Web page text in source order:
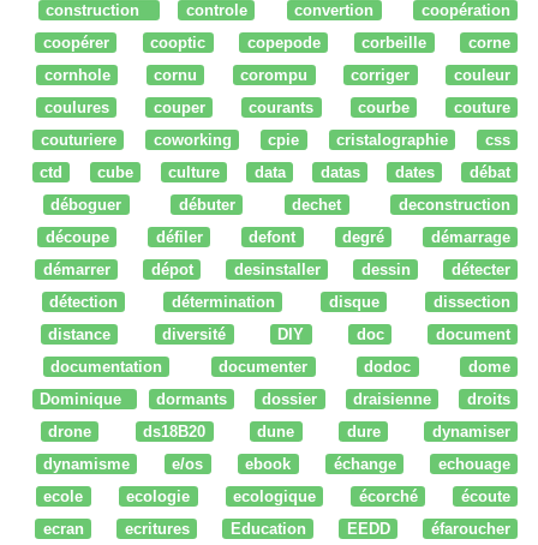
construction
controle convertion
coopération
coopérer
cooptic copepode corbeille
corne
cornhole
cornu corompu corriger
couleur
coulures
couper courants courbe
couture
couturiere
coworking cpie cristalographie
css
ctd
cube culture data datas dates
débat
déboguer
débuter dechet
deconstruction
découpe
défiler defont degré
démarrage
démarrer
dépot desinstaller dessin
détecter
détection
détermination disque
dissection
distance
diversité DIY doc
document
documentation
documenter dodoc
dome
Dominique
dormants dossier draisienne
droits
drone
ds18B20 dune dure
dynamiser
dynamisme
e/os ebook échange
echouage
ecole
ecologie ecologique écorché
écoute
ecran
ecritures Education EEDD éfaroucher